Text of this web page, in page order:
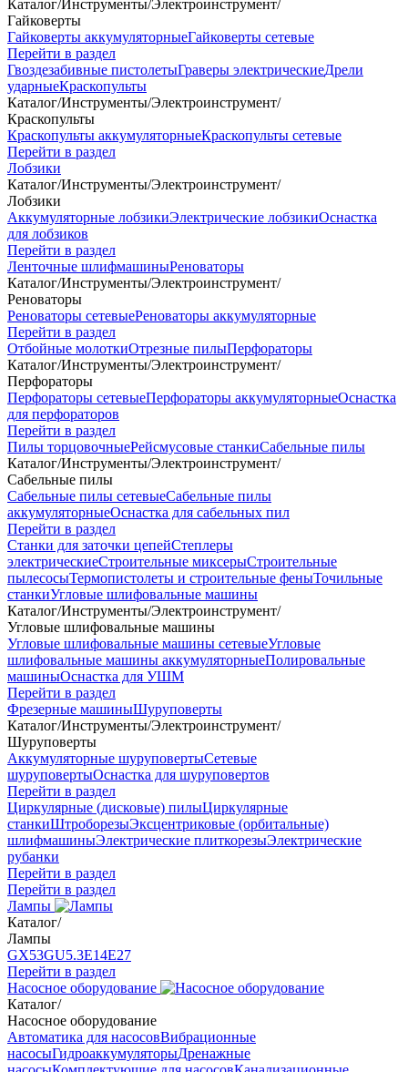
Каталог/Инструменты/Электроинструмент/
Гайковерты
Гайковерты аккумуляторныеГайковерты сетевые
Перейти в раздел
Гвоздезабивные пистолетыГраверы электрическиеДрели
ударныеКраскопульты
Каталог/Инструменты/Электроинструмент/
Краскопульты
Краскопульты аккумуляторныеКраскопульты сетевые
Перейти в раздел
Лобзики
Каталог/Инструменты/Электроинструмент/
Лобзики
Аккумуляторные лобзикиЭлектрические лобзикиОснастка
для лобзиков
Перейти в раздел
Ленточные шлифмашиныРеноваторы
Каталог/Инструменты/Электроинструмент/
Реноваторы
Реноваторы сетевыеРеноваторы аккумуляторные
Перейти в раздел
Отбойные молоткиОтрезные пилыПерфораторы
Каталог/Инструменты/Электроинструмент/
Перфораторы
Перфораторы сетевыеПерфораторы аккумуляторныеОснастка
для перфораторов
Перейти в раздел
Пилы торцовочныеРейсмусовые станкиСабельные пилы
Каталог/Инструменты/Электроинструмент/
Сабельные пилы
Сабельные пилы сетевыеСабельные пилы
аккумуляторныеОснастка для сабельных пил
Перейти в раздел
Станки для заточки цепейСтеплеры
электрическиеСтроительные миксерыСтроительные
пылесосыТермопистолеты и строительные феныТочильные
станкиУгловые шлифовальные машины
Каталог/Инструменты/Электроинструмент/
Угловые шлифовальные машины
Угловые шлифовальные машины сетевыеУгловые
шлифовальные машины аккумуляторныеПолировальные
машиныОснастка для УШМ
Перейти в раздел
Фрезерные машиныШуруповерты
Каталог/Инструменты/Электроинструмент/
Шуруповерты
Аккумуляторные шуруповертыСетевые
шуруповертыОснастка для шуруповертов
Перейти в раздел
Циркулярные (дисковые) пилыЦиркулярные
станкиШтроборезыЭксцентриковые (орбитальные)
шлифмашиныЭлектрические плиткорезыЭлектрические
рубанки
Перейти в раздел
Перейти в раздел
Лампы
Каталог/
Лампы
GX53GU5.3Е14Е27
Перейти в раздел
Насосное оборудование
Каталог/
Насосное оборудование
Автоматика для насосовВибрационные
насосыГидроаккумуляторыДренажные